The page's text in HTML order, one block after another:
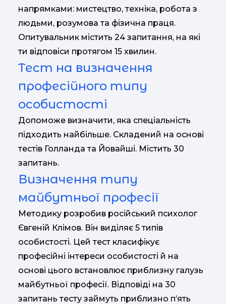
напрямками: мистецтво, техніка, робота з
людьми, розумова та фізична праця.
Опитувальник містить 24 запитання, на які
ти відповіси протягом 15 хвилин.
Тест на визначення
професійного типу
особистості
Допоможе визначити, яка спеціальність
підходить найбільше. Складений на основі
тестів Голланда та Йовайші. Містить 30
запитань.
Визначення типу
майбутньої професії
Методику розробив російський психолог
Євгеній Клімов. Він виділяє 5 типів
особистості. Цей тест класифікує
професійні інтереси особистості й на
основі цього встановлює приблизну галузь
майбутньої професії. Відповіді на 30
запитань тесту займуть приблизно п’ять